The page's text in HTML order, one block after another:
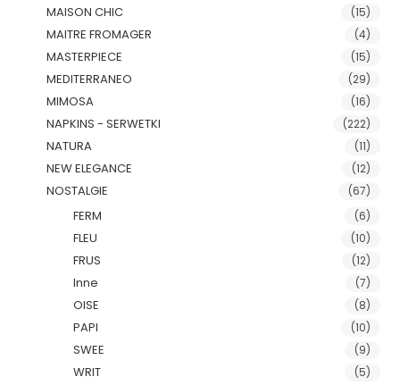
MAISON CHIC (15)
MAITRE FROMAGER (4)
MASTERPIECE (15)
MEDITERRANEO (29)
MIMOSA (16)
NAPKINS - SERWETKI (222)
NATURA (11)
NEW ELEGANCE (12)
NOSTALGIE (67)
FERM (6)
FLEU (10)
FRUS (12)
Inne (7)
OISE (8)
PAPI (10)
SWEE (9)
WRIT (5)